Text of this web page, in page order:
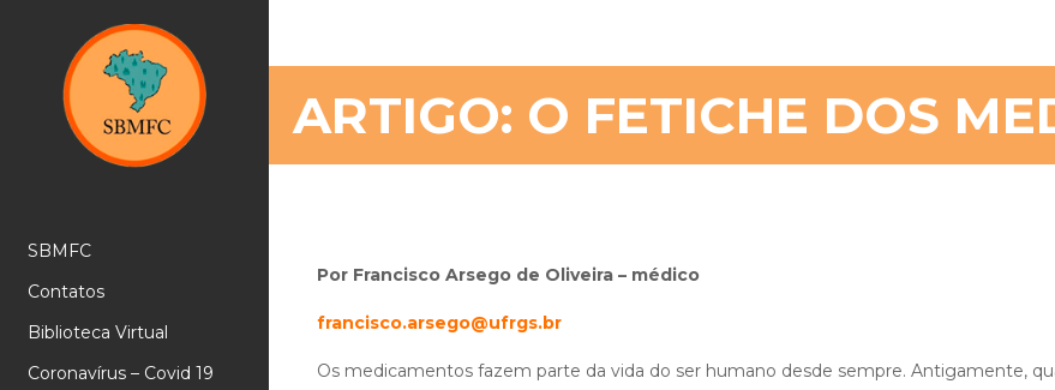
SBMFC
Contatos
Biblioteca Virtual
Coronavírus – Covid 19
ARTIGO: O FETICHE DOS
Por Francisco Arsego de Oliveira – médico
francisco.arsego@ufrgs.br
Os medicamentos fazem parte da vida do ser humano desde sempre. Antigamente,